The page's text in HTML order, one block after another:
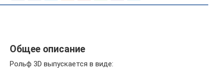
Общее описание
Рольф 3D выпускается в виде: